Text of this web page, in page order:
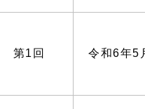
第1回 令和6年5